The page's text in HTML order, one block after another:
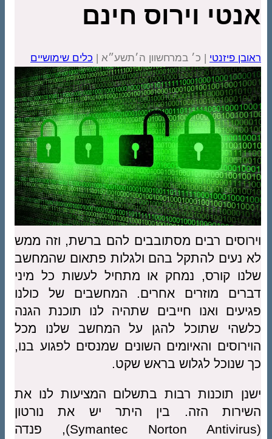
וירוס חינם
פיזנטי| כ׳ במרחשוון ה׳תשע״א |כלים שימושיים
רבים מסתובבים להם ברשת, וזה ממש
נעים להתקל בהם ולגלות פתאום שהמחשב
קורס, נמחק או מתחיל לעשות כל מיני
מוזרים אחרים. המחשבים של כולנו
ואנו חייבים שתהיה לנו תוכנת הגנה
שתוכל להגן על המחשב שלנו מכל
והאיומים השונים שמנסים לפגוע בנו,
שנוכל לגלוש בראש שקט.
תוכנות רבות בתשלום המציעות לנו את
הזה. בין היתר יש את נורטון
(Symantec Norton Antivirus), פנדה